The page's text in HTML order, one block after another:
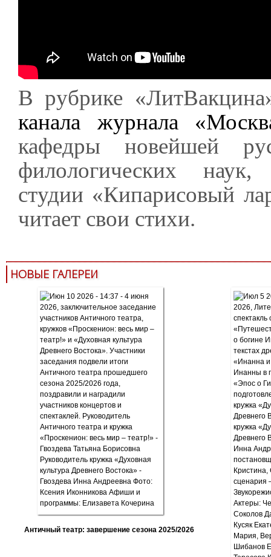
В рубрике
канала журнала
кафедры новейшей
филологических наук,
студии «Кипарисовый
читает свои стихи.
НОВЫЕ ГАЛЕРЕИ
Античный театр: завершение сезона 2025/2026